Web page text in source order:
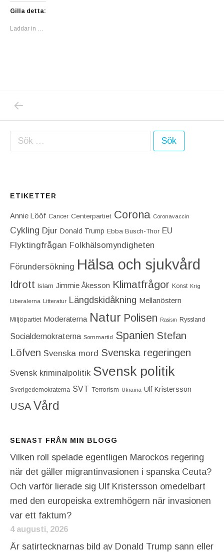
Gilla detta:
Laddar in …
Inläggsnavigering
Sök efter:
ETIKETTER
Annie Lööf Cancer Centerpartiet‎ Corona Coronavaccin
Cykling Djur Donald Trump Ebba Busch-Thor EU
Flyktingfrågan Folkhälsomyndigheten
Förundersökning Hälsa och sjukvård
Idrott Islam Jimmie Åkesson Klimatfrågor Konst Krig
Liberalerna Litteratur Längdskidåkning Mellanöstern
Miljöpartiet Moderaterna Natur Polisen Rasism Ryssland
Socialdemokraterna Sommartid Spanien Stefan
Löfven Svenska mord Svenska regeringen
Svensk kriminalpolitik Svensk politik
Sverigedemokraterna SVT Terrorism Ukraina Ulf Kristersson
USA Vård
SENAST FRÅN MIN BLOGG
Vilken roll spelade egentligen Marockos regering
när det gäller migrantinvasionen i spanska Ceuta?
Och varför lierade sig Ulf Kristersson omedelbart
med den europeiska extremhögern när invasionen
var ett faktum?
4 augusti, 2026
Är satirtecknarnas bild av Donald Trump sann eller